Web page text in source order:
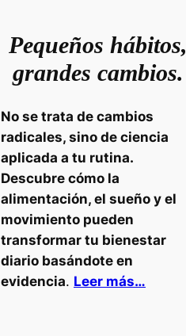
Pequeños hábitos,
grandes cambios.
No se trata de cambios
radicales, sino de ciencia
aplicada a tu rutina.
Descubre cómo la
alimentación, el sueño y el
movimiento pueden
transformar tu bienestar
diario basándote en
evidencia. Leer más…